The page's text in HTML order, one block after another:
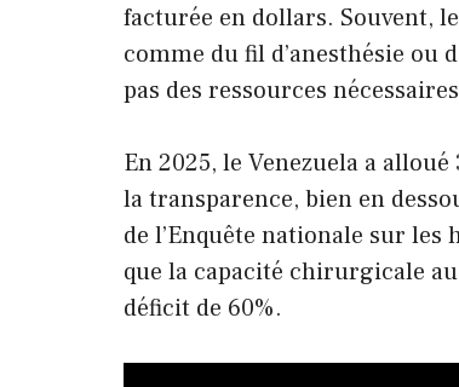
facturée en dollars. Souvent,
comme du fil d’anesthésie ou
pas des ressources
En 2025, le Venezuela a
la transparence, bien en
de l’Enquête nationale sur
que la capacité chirurgicale
déficit de 60%.